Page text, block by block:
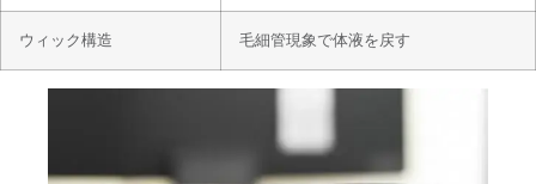
ウィック構造 毛細管現象で体液を戻す